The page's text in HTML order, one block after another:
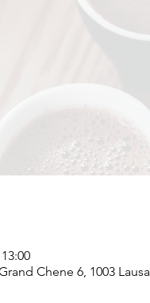
Chene 6, 1003